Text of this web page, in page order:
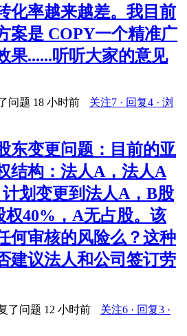
化率越来越差。我目前
案是 COPY一个精准广
果......听听大家的意见
问题 18 小时前
关注7 · 回复4 · 浏
东变更问题：目前的亚
结构：法人A，法人A
划变更到法人A，B股
权40%，A无占股。该
何审核的风险么？这种
建议法人和公司签订劳
了问题 12 小时前
关注6 · 回复3 ·